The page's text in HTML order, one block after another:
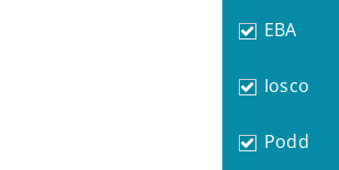
EBA
Iosco
Podd